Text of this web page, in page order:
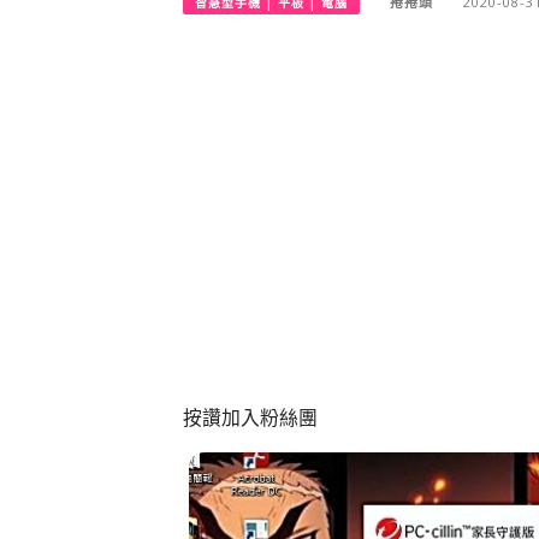
按讚加入粉絲團